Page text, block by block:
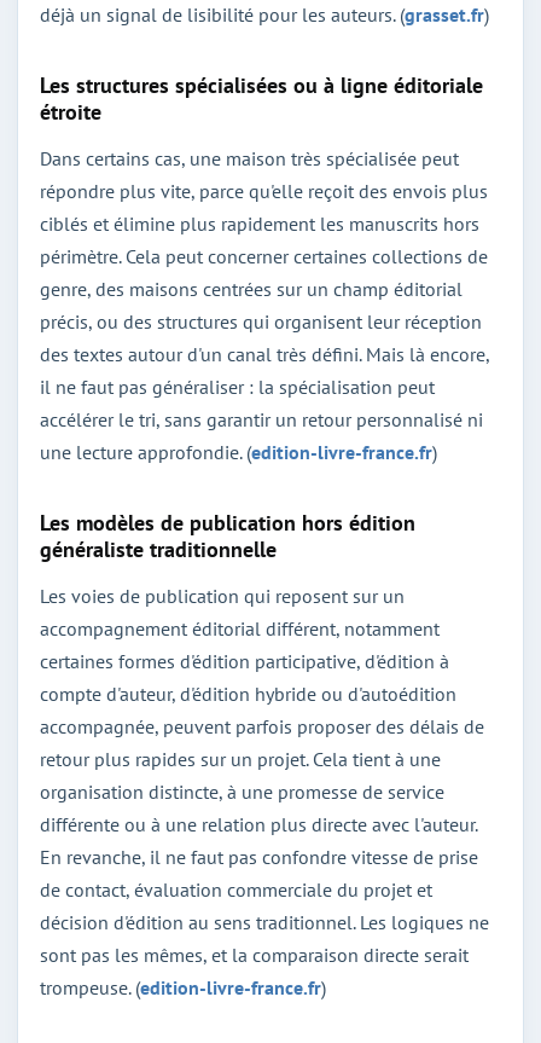
déjà un signal de lisibilité pour les auteurs. (grasset.fr)
Les structures spécialisées ou à ligne éditoriale
étroite
Dans certains cas, une maison très spécialisée peut
répondre plus vite, parce qu'elle reçoit des envois plus
ciblés et élimine plus rapidement les manuscrits hors
périmètre. Cela peut concerner certaines collections de
genre, des maisons centrées sur un champ éditorial
précis, ou des structures qui organisent leur réception
des textes autour d'un canal très défini. Mais là encore,
il ne faut pas généraliser : la spécialisation peut
accélérer le tri, sans garantir un retour personnalisé ni
une lecture approfondie. (edition-livre-france.fr)
Les modèles de publication hors édition
généraliste traditionnelle
Les voies de publication qui reposent sur un
accompagnement éditorial différent, notamment
certaines formes d'édition participative, d'édition à
compte d'auteur, d'édition hybride ou d'autoédition
accompagnée, peuvent parfois proposer des délais de
retour plus rapides sur un projet. Cela tient à une
organisation distincte, à une promesse de service
différente ou à une relation plus directe avec l'auteur.
En revanche, il ne faut pas confondre vitesse de prise
de contact, évaluation commerciale du projet et
décision d'édition au sens traditionnel. Les logiques ne
sont pas les mêmes, et la comparaison directe serait
trompeuse. (edition-livre-france.fr)